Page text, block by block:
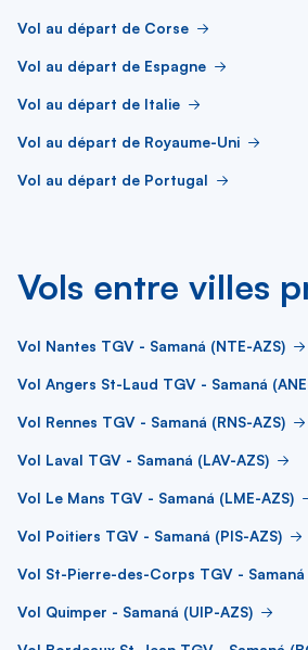
Vol au départ de Corse
Vol au départ de Espagne
Vol au départ de Italie
Vol au départ de Royaume-Uni
Vol au départ de Portugal
Vols entre villes
Vol Nantes TGV - Samaná (NTE-AZS)
Vol Angers St-Laud TGV - Samaná
Vol Rennes TGV - Samaná (RNS-AZS)
Vol Laval TGV - Samaná (LAV-AZS)
Vol Le Mans TGV - Samaná (LME-AZS)
Vol Poitiers TGV - Samaná (PIS-AZS)
Vol St-Pierre-des-Corps TGV - Samaná
Vol Quimper - Samaná (UIP-AZS)